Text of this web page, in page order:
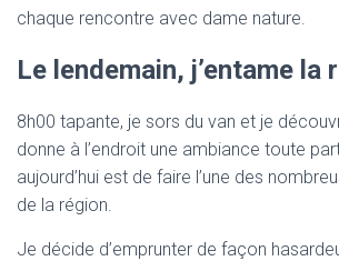
chaque rencontre avec dame nature.
Le lendemain, j’entame la
8h00 tapante, je sors du van et je
donne à l’endroit une ambiance toute
aujourd’hui est de faire l’une des
de la région.
Je décide d’emprunter de façon